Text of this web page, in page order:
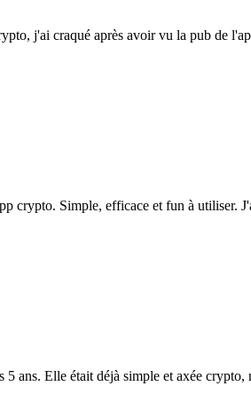
j'ai craqué après avoir vu la pub de
crypto. Simple, efficace et fun à utiliser.
5 ans. Elle était déjà simple et axée